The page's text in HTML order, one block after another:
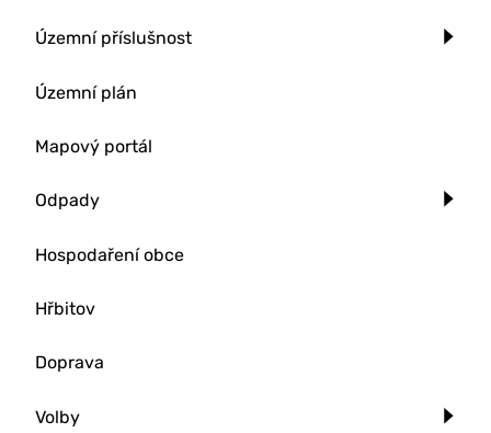
Územní příslušnost
Územní plán
Mapový portál
Odpady
Hospodaření obce
Hřbitov
Doprava
Volby